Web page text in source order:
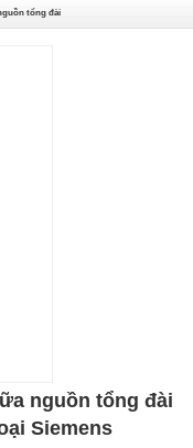
tổng đài
nguồn tổng đài
Siemens